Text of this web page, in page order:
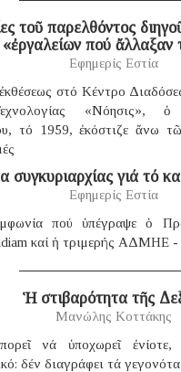
τοῦ παρελθόντος
πού ἄλλαξαν
Εφημερίς Εστία
στό Κέντρο
«Νόησις», ὁ
τό 1959, ἐκόστιζε ἄνω
συγκυριαρχίας γιά τό
Εφημερίς Εστία
πού ὑπέγραψε ὁ
καί ἡ τριμερής ΑΔΜΗΕ -
Ἡ στιβαρότητα τῆς
Μανώλης Κοττάκης
νά ὑποχωρεῖ ἐνίοτε,
δέν διαγράφει τά γεγονότα